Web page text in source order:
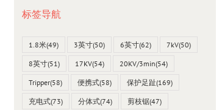
标签导航
1.8米(49) 3英寸(50) 6英寸(62) 7kV(50)
8英寸(51) 17KV(54) 20KV/3min(54)
Tripper(58) 便携式(58) 保护足趾(169)
充电式(73) 分体式(74) 剪枝锯(47)